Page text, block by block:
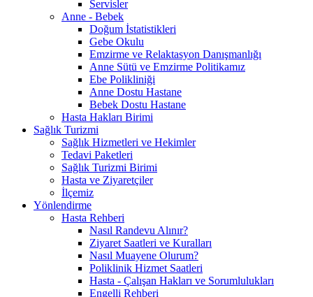
Servisler
Anne - Bebek
Doğum İstatistikleri
Gebe Okulu
Emzirme ve Relaktasyon Danışmanlığı
Anne Sütü ve Emzirme Politikamız
Ebe Polikliniği
Anne Dostu Hastane
Bebek Dostu Hastane
Hasta Hakları Birimi
Sağlık Turizmi
Sağlık Hizmetleri ve Hekimler
Tedavi Paketleri
Sağlık Turizmi Birimi
Hasta ve Ziyaretçiler
İlçemiz
Yönlendirme
Hasta Rehberi
Nasıl Randevu Alınır?
Ziyaret Saatleri ve Kuralları
Nasıl Muayene Olurum?
Poliklinik Hizmet Saatleri
Hasta - Çalışan Hakları ve Sorumlulukları
Engelli Rehberi